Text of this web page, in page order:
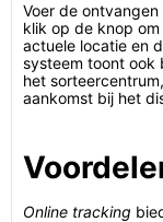
Voer de
klik op de knop
actuele locatie en
systeem toont ook
het
aankomst bij het
Online tracking